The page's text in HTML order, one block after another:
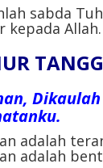
sabda
kepada Allah.
adalah
adalah